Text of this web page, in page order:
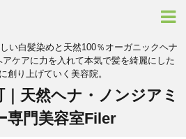
い白髪染めと天然100％オーガニックヘナ
ケアに力を入れて本気で髪を綺麗にした
創り上げていく美容院。
天然ヘナ・ノンジアミ
専門美容室Filer